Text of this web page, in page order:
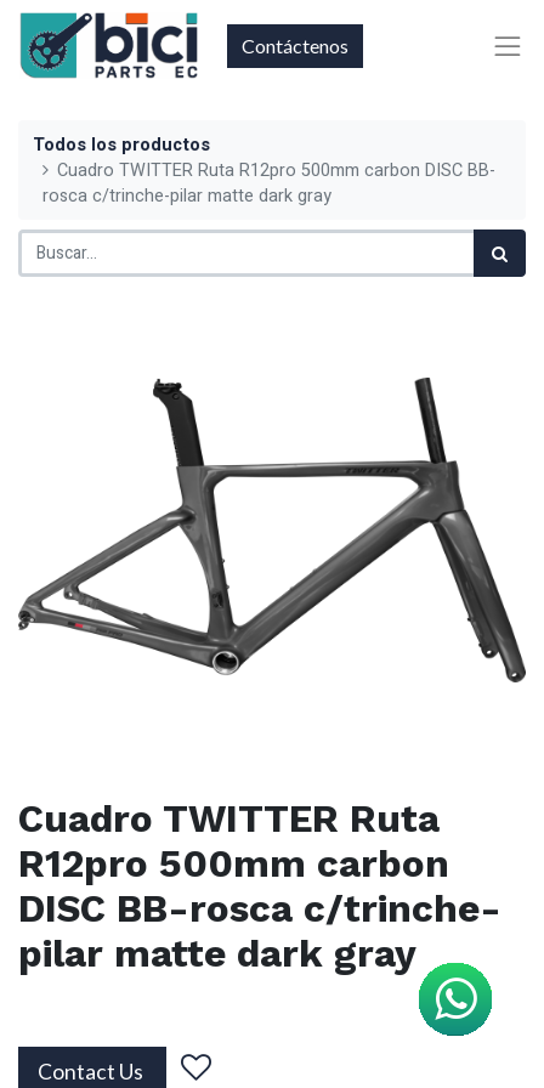
Contáctenos
Todos los productos
Cuadro TWITTER Ruta R12pro 500mm carbon DISC BB-
rosca c/trinche-pilar matte dark gray
Cuadro TWITTER Ruta
R12pro 500mm carbon
DISC BB-rosca c/trinche-
pilar matte dark gray
Contact Us